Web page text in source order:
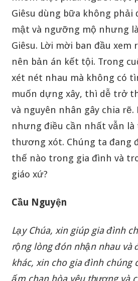
Giêsu dùng bữa không phải
mật và ngưỡng mộ nhưng
Giêsu. Lời mời ban đầu xem
nên bản án kết tội. Trong
xét nét nhau mà không có
muốn dựng xây, thì dễ trở
và nguyên nhân gây chia rẽ.
nhưng điều cần nhất vẫn là
thương xót. Chúng ta đang
thế nào trong gia đình và
giáo xứ?
Cầu Nguyện
Lạy Chúa, xin giúp gia đình
rộng lòng đón nhận nhau và
khác, xin cho gia đình chúng